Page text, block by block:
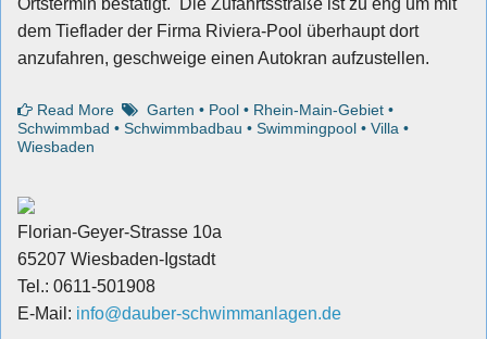
dem Tieflader der Firma Riviera-Pool überhaupt dort
anzufahren, geschweige einen Autokran aufzustellen.
Read More Garten • Pool • Rhein-Main-Gebiet •
Schwimmbad • Schwimmbadbau • Swimmingpool • Villa •
Wiesbaden
Florian-Geyer-Strasse 10a
65207 Wiesbaden-Igstadt
Tel.: 0611-501908
E-Mail: info@dauber-schwimmanlagen.de